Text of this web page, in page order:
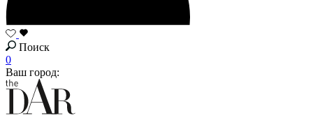
Поиск
0
Ваш город: